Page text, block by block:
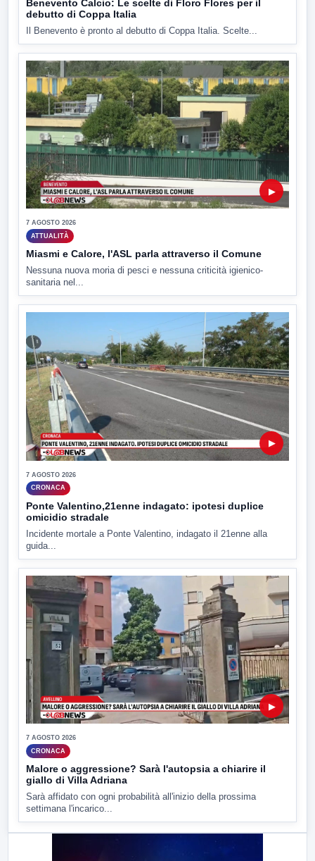
Benevento Calcio: Le scelte di Floro Flores per il
debutto di Coppa Italia
Il Benevento è pronto al debutto di Coppa Italia. Scelte...
▶
7 AGOSTO 2026
ATTUALITÀ
Miasmi e Calore, l'ASL parla attraverso il Comune
Nessuna nuova moria di pesci e nessuna criticità igienico-
sanitaria nel...
▶
7 AGOSTO 2026
CRONACA
Ponte Valentino,21enne indagato: ipotesi duplice
omicidio stradale
Incidente mortale a Ponte Valentino, indagato il 21enne alla
guida...
▶
7 AGOSTO 2026
CRONACA
Malore o aggressione? Sarà l'autopsia a chiarire il
giallo di Villa Adriana
Sarà affidato con ogni probabilità all'inizio della prossima
settimana l'incarico...